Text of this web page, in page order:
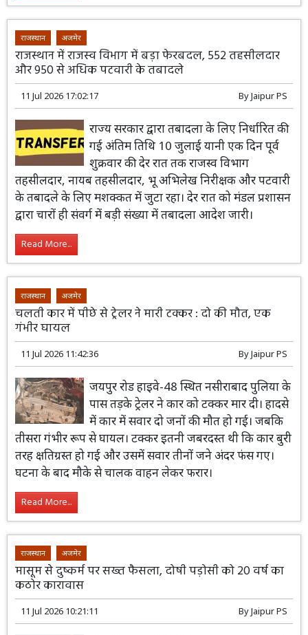
राजस्थान अजमेर
राजस्थान में राजस्व विभाग में बड़ा फेरबदल, 552 तहसीलदार
और 950 से अधिक पटवारी के तबादले
11 Jul 2026 17:02:17 ByJaipur PS
राज्य सरकार द्वारा तबादला के लिए निर्धारित की
गई अंतिम तिथि 10 जुलाई यानी एक दिन पूर्व
शुक्रवार की देर रात तक राजस्व विभाग
तहसीलदार, नायब तहसीलदार, भू अभिलेख निरीक्षक और पटवारी
के तबादले के लिए मशक्कत में जुटा रहा। देर रात को मंडल प्रशासन
द्वारा चारों ही संवर्ग में बड़ी संख्या में तबादला आदेश जारी।
Read More...
राजस्थान अजमेर
चलती कार में पीछे से ट्रेलर ने मारी टक्कर : दो की मौत, एक
गंभीर घायल
11 Jul 2026 11:42:36 ByJaipur PS
जयपुर रोड हाइवे-48 स्थित नसीराबाद पुलिया के
पास तड़के ट्रेलर ने कार को टक्कर मार दी। हादसे
में कार में सवार दो जनों की मौत हो गई। जबकि
तीसरा गंभीर रूप से घायल। टक्कर इतनी जबरदस्त थी कि कार बुरी
तरह क्षतिग्रस्त हो गई और उसमें सवार तीनों जने अंदर फंस गए।
घटना के बाद मौके से चालक वाहन लेकर फरार।
Read More...
राजस्थान अजमेर
मासूम से दुष्कर्म पर सख्त फैसला, दोषी पड़ोसी को 20 वर्ष का
कठोर कारावास
11 Jul 2026 10:21:11 ByJaipur PS